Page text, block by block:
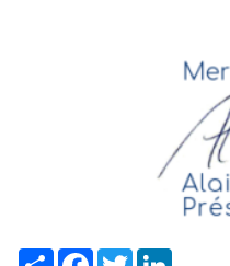
ShareFacebook
Twitter